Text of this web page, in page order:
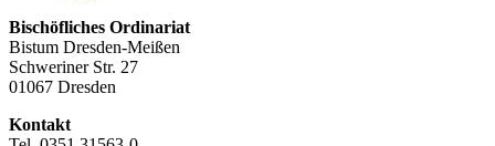
Bischöfliches Ordinariat
Bistum Dresden-Meißen
Schweriner Str. 27
01067 Dresden
Kontakt